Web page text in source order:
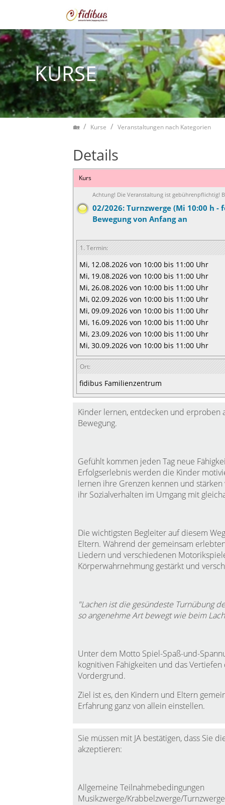
Zum Inhalt springen
KURSE
HomeKurse Veranstaltungen nach Kategorien
Details
Kurs
Achtung! Die Veranstaltung ist gebührenpflichtig!
02/2026: Turnzwerge (Mi 10:00 h -
Bewegung von Anfang an
1. Termin:
Mi, 12.08.2026 von 10:00 bis 11:00 Uhr
Mi, 19.08.2026 von 10:00 bis 11:00 Uhr
Mi, 26.08.2026 von 10:00 bis 11:00 Uhr
Mi, 02.09.2026 von 10:00 bis 11:00 Uhr
Mi, 09.09.2026 von 10:00 bis 11:00 Uhr
Mi, 16.09.2026 von 10:00 bis 11:00 Uhr
Mi, 23.09.2026 von 10:00 bis 11:00 Uhr
Mi, 30.09.2026 von 10:00 bis 11:00 Uhr
Ort:
fidibus Familienzentrum
Kinder lernen, entdecken und erproben
Bewegung.
Gefühlt kommen jeden Tag neue
Erfolgserlebnis werden die Kinder
lernen ihre Grenzen kennen und
ihr Sozialverhalten im Umgang mit
Die wichtigsten Begleiter auf diesem
Eltern. Während der gemeinsam
Liedern und verschiedenen
Körperwahrnehmung gestärkt und
"Lachen ist die gesündeste Turnübung
so angenehme Art bewegt wie beim
Unter dem Motto Spiel-Spaß-und-
kognitiven Fähigkeiten und das
Vordergrund.
Ziel ist es, den Kindern und Eltern
Erfahrung ganz von allein einstellen.
Sie müssen mit JA bestätigen, dass Sie
akzeptieren:
Allgemeine Teilnahmebedingungen
Musikzwerge/Krabbelzwerge/